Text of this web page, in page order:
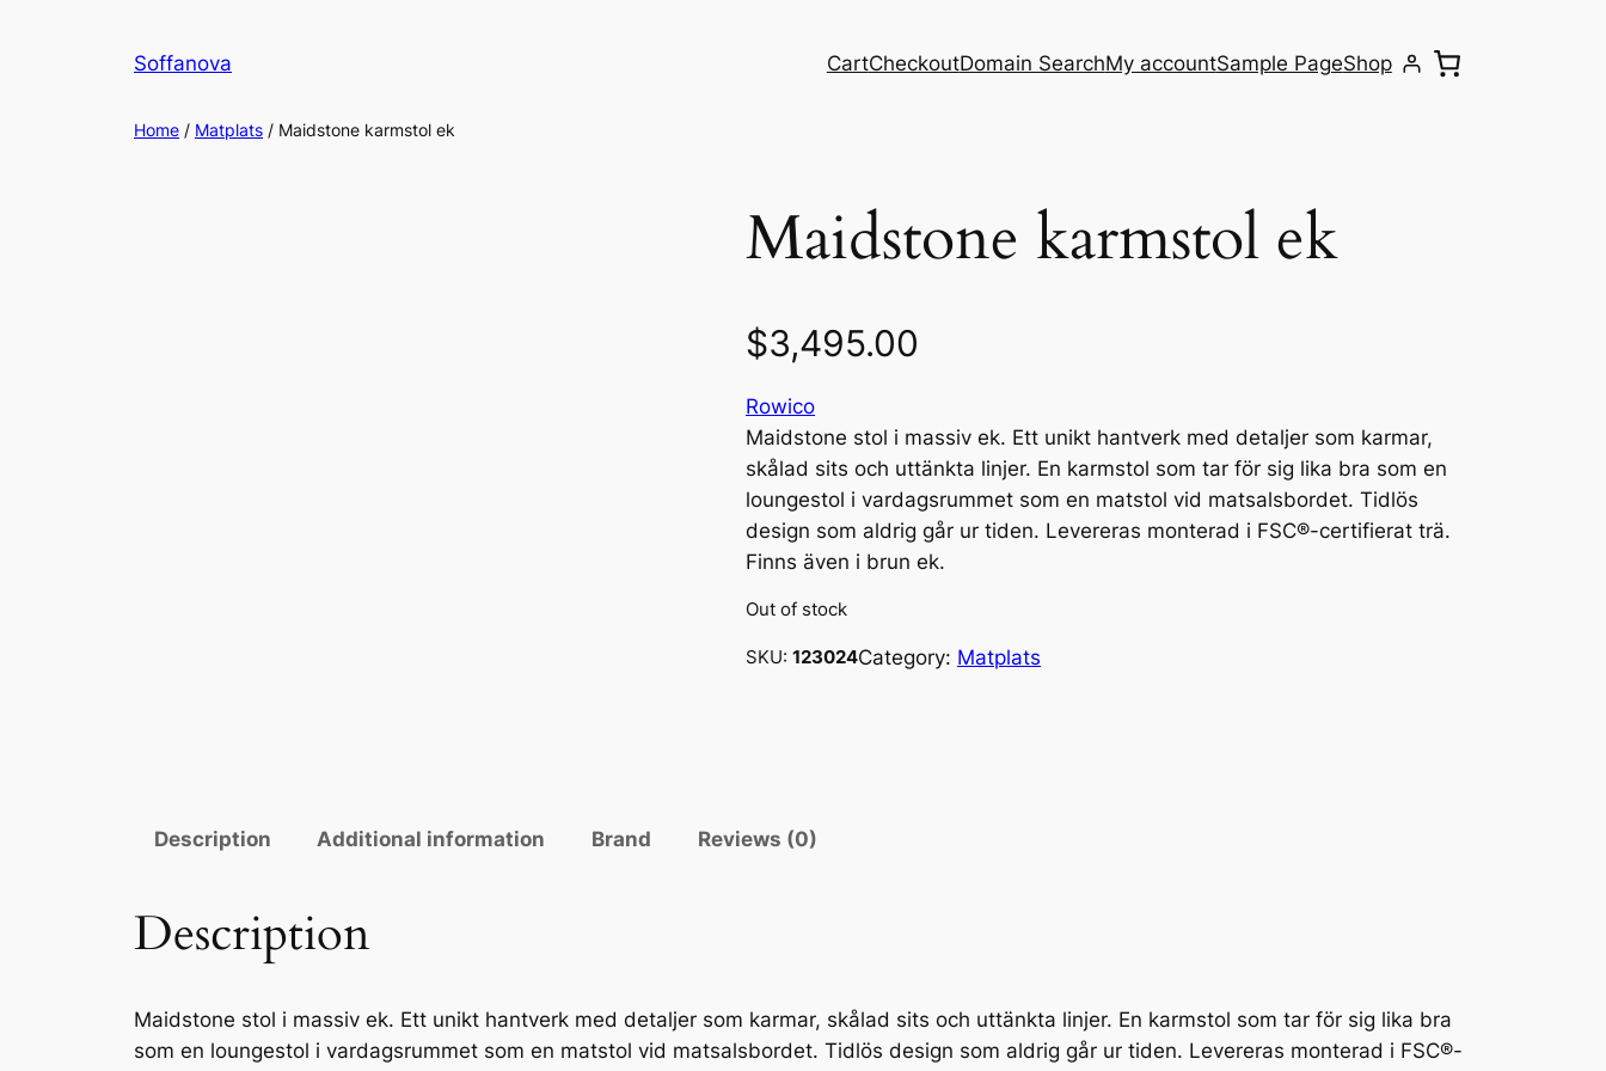
Soffanova CartCheckoutDomain SearchMy accountSample PageShop
Home / Matplats / Maidstone karmstol ek
Maidstone karmstol ek
$3,495.00
Rowico
Maidstone stol i massiv ek. Ett unikt hantverk med detaljer som karmar,
skålad sits och uttänkta linjer. En karmstol som tar för sig lika bra som en
loungestol i vardagsrummet som en matstol vid matsalsbordet. Tidlös
design som aldrig går ur tiden. Levereras monterad i FSC®-certifierat trä.
Finns även i brun ek.
Out of stock
SKU: 123024Category: Matplats
Description Additional information Brand Reviews (0)
Description
Maidstone stol i massiv ek. Ett unikt hantverk med detaljer som karmar, skålad sits och uttänkta linjer. En karmstol som tar för sig lika bra
som en loungestol i vardagsrummet som en matstol vid matsalsbordet. Tidlös design som aldrig går ur tiden. Levereras monterad i FSC®-